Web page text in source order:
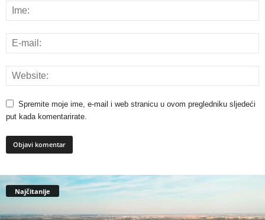
Spremite moje ime, e-mail i web stranicu u ovom pregledniku sljedeći
put kada komentarirate.
Najčitanije